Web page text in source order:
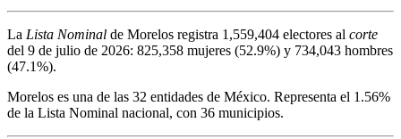
La Lista Nominal de Morelos registra 1,559,404 electores al corte
del 9 de julio de 2026: 825,358 mujeres (52.9%) y 734,043 hombres
(47.1%).
Morelos es una de las 32 entidades de México. Representa el 1.56%
de la Lista Nominal nacional, con 36 municipios.